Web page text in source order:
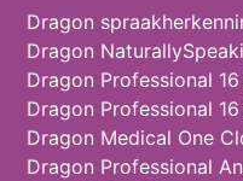
Dragon
Dragon
Dragon Professional 16
Dragon Professional
Dragon Medical One
Dragon Professional